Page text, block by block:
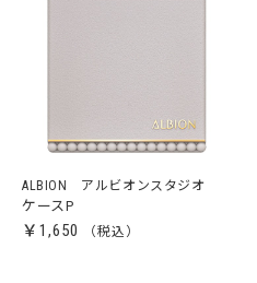
ALBION アルビオンスタジオ
ケースP
￥1,650